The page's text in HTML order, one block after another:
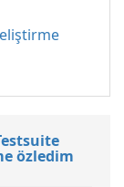
özledim